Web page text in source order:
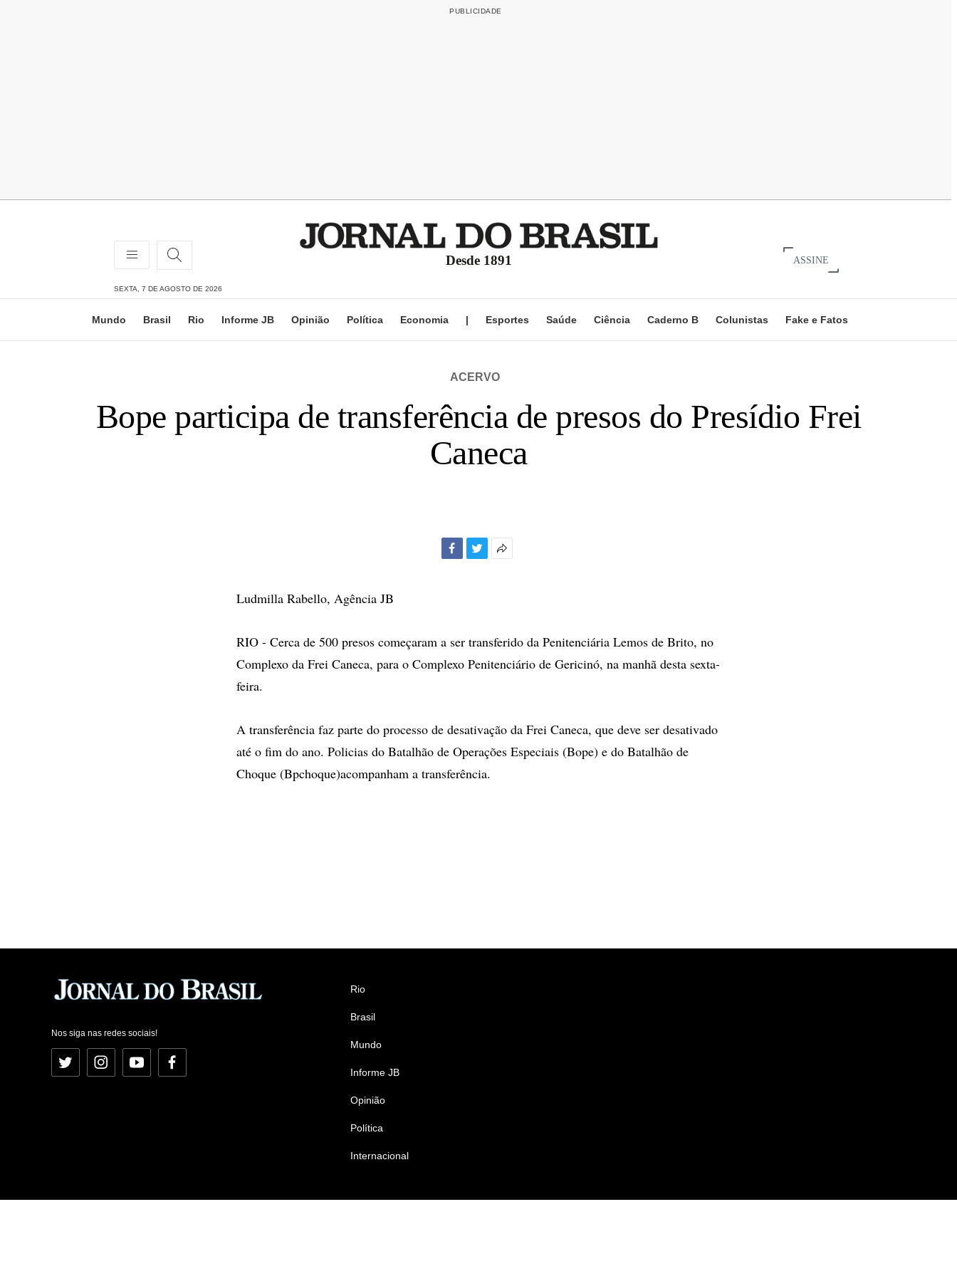
Desde 1891 ASSINE
SEXTA, 7 DE AGOSTO DE 2026
Mundo Brasil Rio Informe JB Opinião Política Economia | Esportes Saúde Ciência Caderno B Colunistas Fake e Fatos
ACERVO
Bope participa de transferência de presos do Presídio Frei
Caneca
Ludmilla Rabello, Agência JB
RIO - Cerca de 500 presos começaram a ser transferido da Penitenciária Lemos de Brito, no
Complexo da Frei Caneca, para o Complexo Penitenciário de Gericinó, na manhã desta sexta-
feira.
A transferência faz parte do processo de desativação da Frei Caneca, que deve ser desativado
até o fim do ano. Policias do Batalhão de Operações Especiais (Bope) e do Batalhão de
Choque (Bpchoque)acompanham a transferência.
Nos siga nas redes sociais!
Twitter InstagramYouTubeFacebook
Rio
Brasil
Mundo
Informe JB
Opinião
Política
Internacional